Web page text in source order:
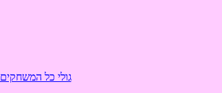
גולי כל המשחקים